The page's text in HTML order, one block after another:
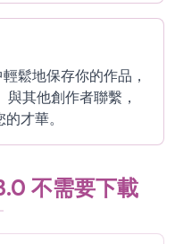
鬆地保存你的作品，
其他創作者聯繫，
才華。
不需要下載